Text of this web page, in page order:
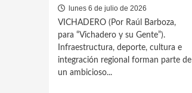
lunes 6 de julio de 2026
VICHADERO (Por Raúl Barboza,
para “Vichadero y su Gente”).
Infraestructura, deporte, cultura e
integración regional forman parte de
un ambicioso...